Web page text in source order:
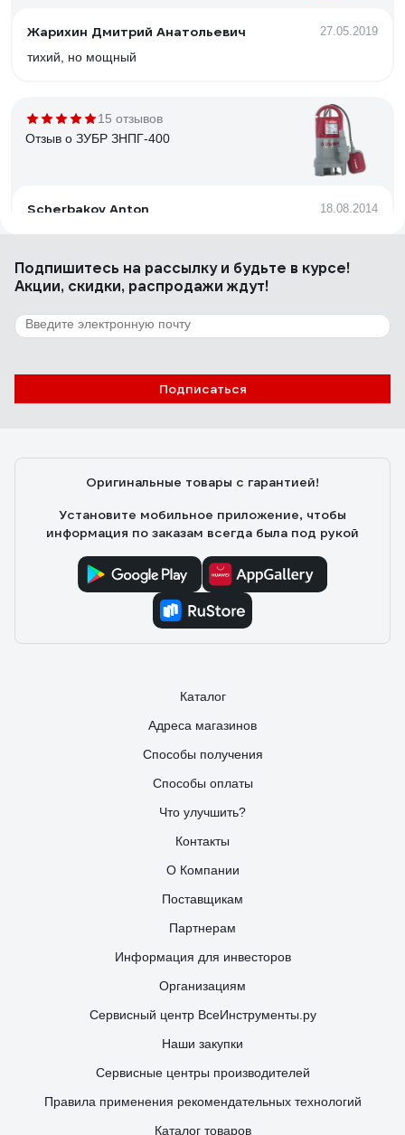
Жарихин Дмитрий Анатольевич 27.05.2019
тихий, но мощный
15 отзывов
Отзыв о ЗУБР ЗНПГ-400
Scherbakov Anton 18.08.2014
во всем. читай ниже
67 отзывов
Отзыв о Джилекс Джамбо 60/35 П-24 4021
Подпишитесь на рассылкуи будьте в курсе!
Акции, скидки, распродажи ждут!
Подписаться
Оригинальные товары с гарантией!
Установите мобильное приложение, чтобы
информация по заказам всегда была под рукой
Каталог
Адреса магазинов
Способы получения
Способы оплаты
Что улучшить?
Контакты
О Компании
Поставщикам
Партнерам
Информация для инвесторов
Организациям
Сервисный центр ВсеИнструменты.ру
Наши закупки
Сервисные центры производителей
Правила применения рекомендательных технологий
Каталог товаров